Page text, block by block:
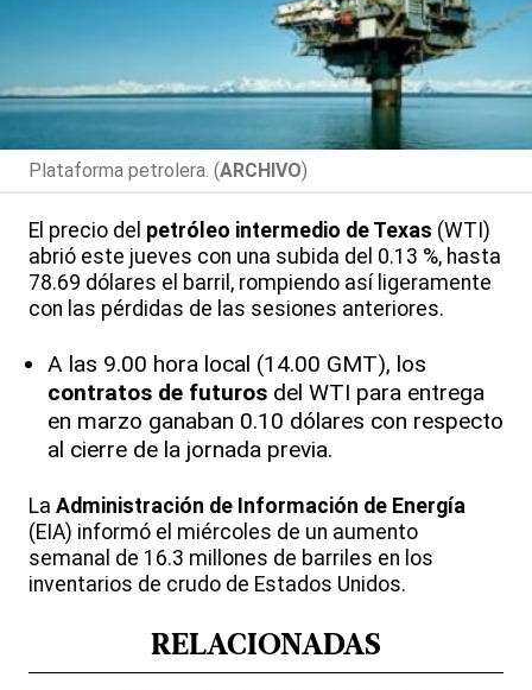
Plataforma petrolera. (ARCHIVO)
El precio del petróleo intermedio de Texas (WTI)
abrió este jueves con una subida del 0.13 %, hasta
78.69 dólares el barril, rompiendo así ligeramente
con las pérdidas de las sesiones anteriores.
A las 9.00 hora local (14.00 GMT), los
contratos de futuros del WTI para entrega
en marzo ganaban 0.10 dólares con respecto
al cierre de la jornada previa.
La Administración de Información de Energía
(EIA) informó el miércoles de un aumento
semanal de 16.3 millones de barriles en los
inventarios de crudo de Estados Unidos.
RELACIONADAS